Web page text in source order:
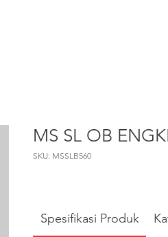
MS SL OB
SKU: MSSLB560
Spesifikasi Produk